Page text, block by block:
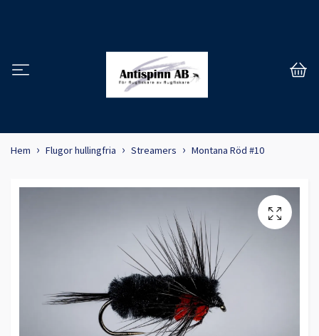
Hem Flugor hullingfria Streamers Montana Röd #10